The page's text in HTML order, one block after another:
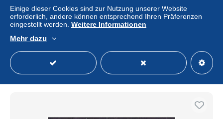
Kostenloser Versand
GRAND LIBAN - YT 71 -SURCHARGE INVERSÉE
Privatperson
Einige dieser Cookies sind zur Nutzung unserer Website
erforderlich, andere können entsprechend Ihren Präferenzen
eingestellt werden. Weitere Informationen
Mehr dazu